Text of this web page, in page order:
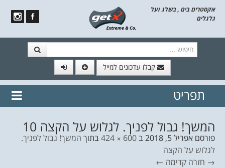
אקסטרים בים , בשלג ועל
גלגלים
קבלו עדכונים למייל
// הצטרף לרשימת תפוצה!
נשמח
תפריט
המשך! גבול לפניך. לגלוש על הקצה 10
פורסם אפריל 5, 2018 ב600 × 424 בתוך המשך! גבול לפניך.
לגלוש על הקצה
→ חזרה קדימה ←